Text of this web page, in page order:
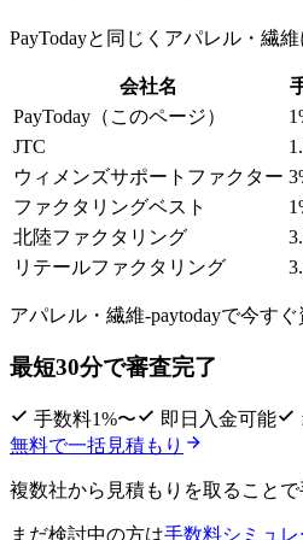
PayTodayと同じく アパレル・繊維
会社名
PayToday （このページ） 1
JTC
ウィメンズサポートファクター 3
ファクタリングベスト
1
北陸ファクタリング
リテールファクタリング
アパレル・繊維-paytodayで今すぐ
最短30分で審査完了
手数料1%〜 即日入金可能
無料で一括見積もり
複数社から見積もりを取ることで
まだ検討中の方は手数料シミュレ